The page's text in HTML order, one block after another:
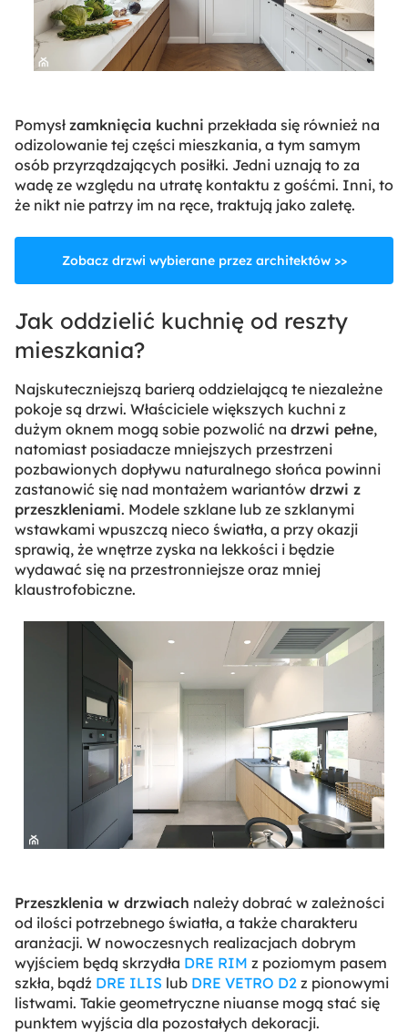
Pomysł zamknięcia kuchni przekłada się również na
odizolowanie tej części mieszkania, a tym samym
osób przyrządzających posiłki. Jedni uznają to za
wadę ze względu na utratę kontaktu z gośćmi. Inni, to
że nikt nie patrzy im na ręce, traktują jako zaletę.
Zobacz drzwi wybierane przez architektów >>
Jak oddzielić kuchnię od reszty
mieszkania?
Najskuteczniejszą barierą oddzielającą te niezależne
pokoje są drzwi. Właściciele większych kuchni z
dużym oknem mogą sobie pozwolić na drzwi pełne,
natomiast posiadacze mniejszych przestrzeni
pozbawionych dopływu naturalnego słońca powinni
zastanowić się nad montażem wariantów drzwi z
przeszkleniami. Modele szklane lub ze szklanymi
wstawkami wpuszczą nieco światła, a przy okazji
sprawią, że wnętrze zyska na lekkości i będzie
wydawać się na przestronniejsze oraz mniej
klaustrofobiczne.
Przeszklenia w drzwiach należy dobrać w zależności
od ilości potrzebnego światła, a także charakteru
aranżacji. W nowoczesnych realizacjach dobrym
wyjściem będą skrzydła DRE RIM z poziomym pasem
szkła, bądź DRE ILIS lub DRE VETRO D2 z pionowymi
listwami. Takie geometryczne niuanse mogą stać się
punktem wyjścia dla pozostałych dekoracji.